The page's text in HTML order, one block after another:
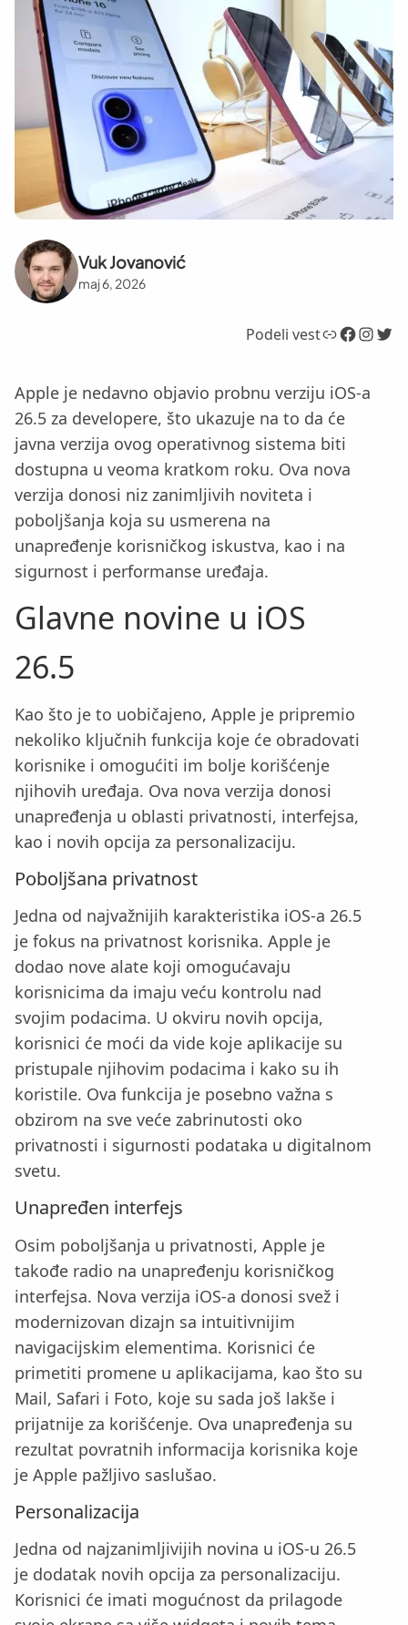
Vuk Jovanović
maj 6, 2026
Podeli vestLink Facebook InstagramTwitter
Apple je nedavno objavio probnu verziju iOS-a
26.5 za developere, što ukazuje na to da će
javna verzija ovog operativnog sistema biti
dostupna u veoma kratkom roku. Ova nova
verzija donosi niz zanimljivih noviteta i
poboljšanja koja su usmerena na
unapređenje korisničkog iskustva, kao i na
sigurnost i performanse uređaja.
Glavne novine u iOS
26.5
Kao što je to uobičajeno, Apple je pripremio
nekoliko ključnih funkcija koje će obradovati
korisnike i omogućiti im bolje korišćenje
njihovih uređaja. Ova nova verzija donosi
unapređenja u oblasti privatnosti, interfejsa,
kao i novih opcija za personalizaciju.
Poboljšana privatnost
Jedna od najvažnijih karakteristika iOS-a 26.5
je fokus na privatnost korisnika. Apple je
dodao nove alate koji omogućavaju
korisnicima da imaju veću kontrolu nad
svojim podacima. U okviru novih opcija,
korisnici će moći da vide koje aplikacije su
pristupale njihovim podacima i kako su ih
koristile. Ova funkcija je posebno važna s
obzirom na sve veće zabrinutosti oko
privatnosti i sigurnosti podataka u digitalnom
svetu.
Unapređen interfejs
Osim poboljšanja u privatnosti, Apple je
takođe radio na unapređenju korisničkog
interfejsa. Nova verzija iOS-a donosi svež i
modernizovan dizajn sa intuitivnijim
navigacijskim elementima. Korisnici će
primetiti promene u aplikacijama, kao što su
Mail, Safari i Foto, koje su sada još lakše i
prijatnije za korišćenje. Ova unapređenja su
rezultat povratnih informacija korisnika koje
je Apple pažljivo saslušao.
Personalizacija
Jedna od najzanimljivijih novina u iOS-u 26.5
je dodatak novih opcija za personalizaciju.
Korisnici će imati mogućnost da prilagode